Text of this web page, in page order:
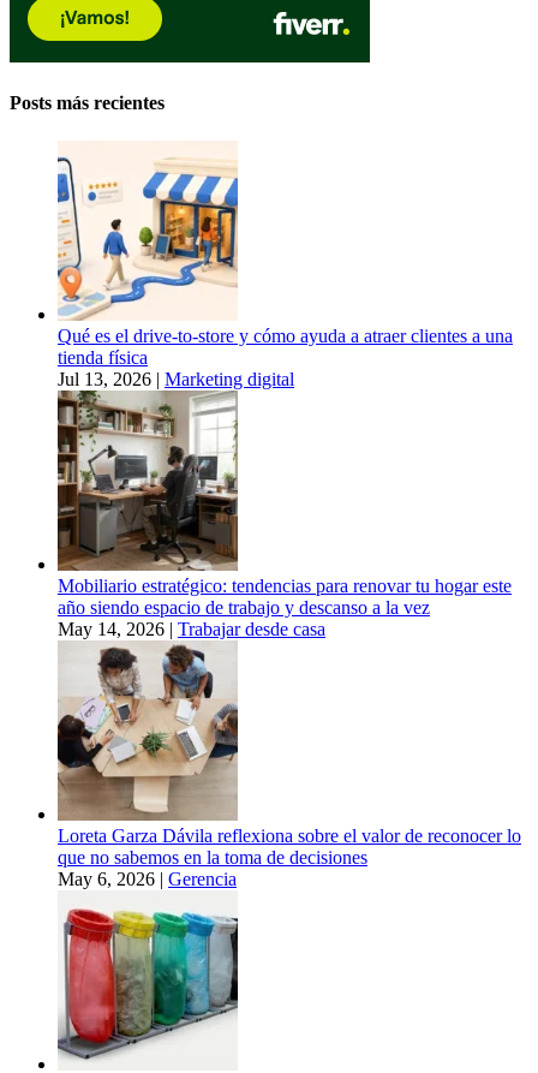
Posts más recientes
Qué es el drive-to-store y cómo ayuda a atraer clientes a una
tienda física
Jul 13, 2026 | Marketing digital
Mobiliario estratégico: tendencias para renovar tu hogar este
año siendo espacio de trabajo y descanso a la vez
May 14, 2026 | Trabajar desde casa
Loreta Garza Dávila reflexiona sobre el valor de reconocer lo
que no sabemos en la toma de decisiones
May 6, 2026 | Gerencia